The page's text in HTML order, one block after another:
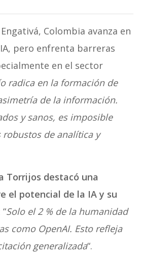
Colombia avanza en
pero enfrenta barreras
en el sector
radica en la formación de
de la información.
y sanos, es imposible
robustos de analítica y
Torrijos destacó una
el potencial de la IA y su
“Solo el 2 % de la humanidad
como OpenAI. Esto refleja
generalizada“.